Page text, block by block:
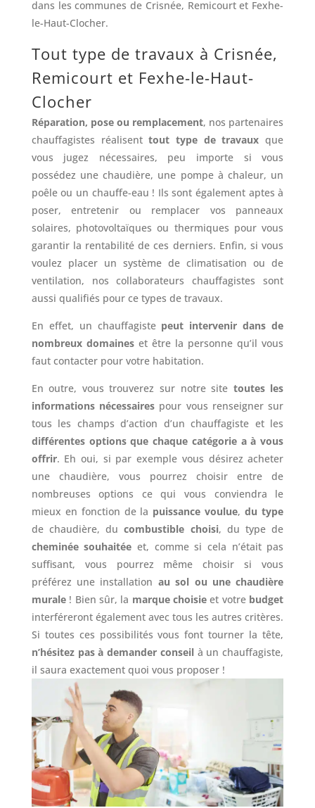
dans les communes de Crisnée, Remicourt et Fexhe-
le-Haut-Clocher.
Tout type de travaux à Crisnée,
Remicourt et Fexhe-le-Haut-
Clocher
Réparation, pose ou remplacement, nos partenaires
chauffagistes réalisenttout type de travaux que
vous jugez nécessaires, peu importe si vous
possédez une chaudière, une pompe à chaleur, un
poêle ou un chauffe-eau ! Ils sont également aptes à
poser, entretenir ou remplacer vos panneaux
solaires, photovoltaïques ou thermiques pour vous
garantir la rentabilité de ces derniers. Enfin, si vous
voulez placer un système de climatisation ou de
ventilation, nos collaborateurs chauffagistes sont
aussi qualifiés pour ce types de travaux.
En effet, un chauffagiste peut intervenir dans de
nombreux domaineset être la personne qu’il vous
faut contacter pour votre habitation.
En outre, vous trouverez sur notre site toutes les
informations nécessaires pour vous renseigner sur
tous les champs d’action d’un chauffagiste et les
différentes options que chaque catégorie a à vous
offrir. Eh oui, si par exemple vous désirez acheter
une chaudière, vous pourrez choisir entre de
nombreuses options ce qui vous conviendra le
mieux en fonction de la puissance voulue,du type
de chaudière, du combustible choisi, du type de
cheminée souhaitée et, comme si cela n’était pas
suffisant, vous pourrez même choisir si vous
préférez une installation au sol ou une chaudière
murale! Bien sûr, la marque choisie et votre budget
interféreront également avec tous les autres critères.
Si toutes ces possibilités vous font tourner la tête,
n’hésitez pas à demander conseilà un chauffagiste,
il saura exactement quoi vous proposer !